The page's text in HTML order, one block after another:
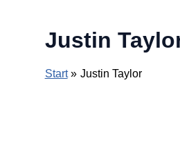
Justin
Start Justin Taylor